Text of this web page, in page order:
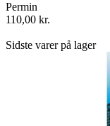
Permin
110,00 kr.
Sidste varer på lager